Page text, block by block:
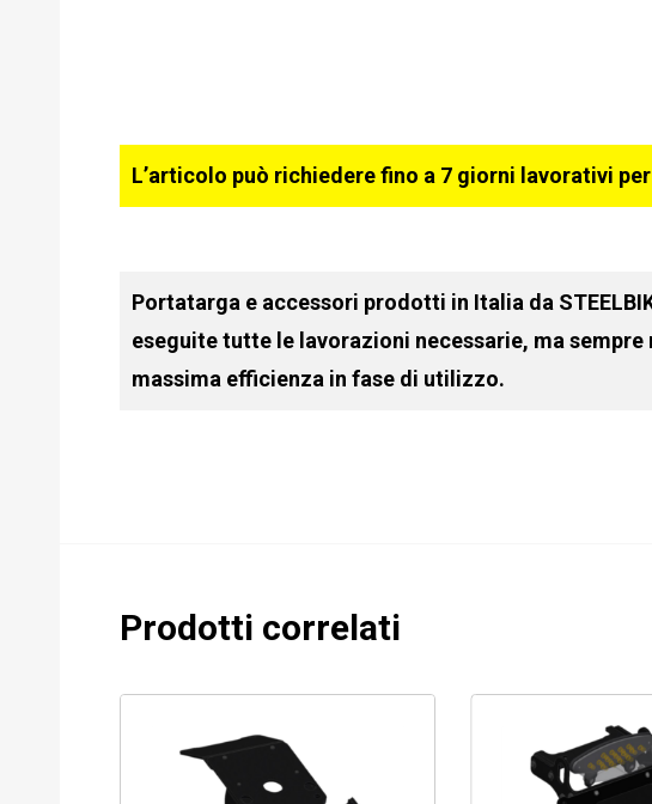
L’articolo può richiedere fino a 7 giorni lavorativi
Portatarga e accessori prodotti in Italia da
eseguite tutte le lavorazioni necessarie, ma
massima efficienza in fase di utilizzo.
Prodotti correlati